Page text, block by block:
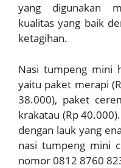
yang digunakan
kualitas yang baik
ketagihan.
Nasi tumpeng mini
yaitu paket merapi
38.000), paket
krakatau (Rp
dengan lauk yang
nasi tumpeng mini
nomor 0812 8760